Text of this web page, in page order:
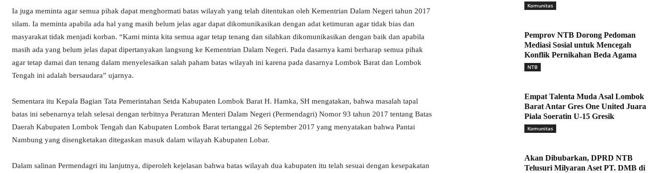
Ia juga meminta agar semua pihak dapat menghormati batas wilayah yang telah ditentukan oleh Kementrian Dalam Negeri tahun 2017
silam. Ia meminta apabila ada hal yang masih belum jelas agar dapat dikomunikasikan dengan adat ketimuran agar tidak bias dan
masyarakat tidak menjadi korban. “Kami minta kita semua agar tetap tenang dan silahkan dikomunikasikan dengan baik dan apabila
masih ada yang belum jelas dapat dipertanyakan langsung ke Kementrian Dalam Negeri. Pada dasarnya kami berharap semua pihak
agar tetap damai dan tenang dalam menyelesaikan salah paham batas wilayah ini karena pada dasarnya Lombok Barat dan Lombok
Tengah ini adalah bersaudara” ujarnya.
Sementara itu Kepala Bagian Tata Pemerintahan Setda Kabupaten Lombok Barat H. Hamka, SH mengatakan, bahwa masalah tapal
batas ini sebenarnya telah selesai dengan terbitnya Peraturan Menteri Dalam Negeri (Permendagri) Nomor 93 tahun 2017 tentang Batas
Daerah Kabupaten Lombok Tengah dan Kabupaten Lombok Barat tertanggal 26 September 2017 yang menyatakan bahwa Pantai
Nambung yang disengketakan ditegaskan masuk dalam wilayah Kabupaten Lobar.
Dalam salinan Permendagri itu lanjutnya, diperoleh kejelasan bahwa batas wilayah dua kabupaten itu telah sesuai dengan kesepakatan
Komunitas
Pemprov NTB Dorong Pedoman
Mediasi Sosial untuk Mencegah
Konflik Pernikahan Beda Agama
NTB
Empat Talenta Muda Asal Lombok
Barat Antar Gres One United Juara
Piala Soeratin U-15 Gresik
Komunitas
Akan Dibubarkan, DPRD NTB
Telusuri Milyaran Aset PT. DMB di